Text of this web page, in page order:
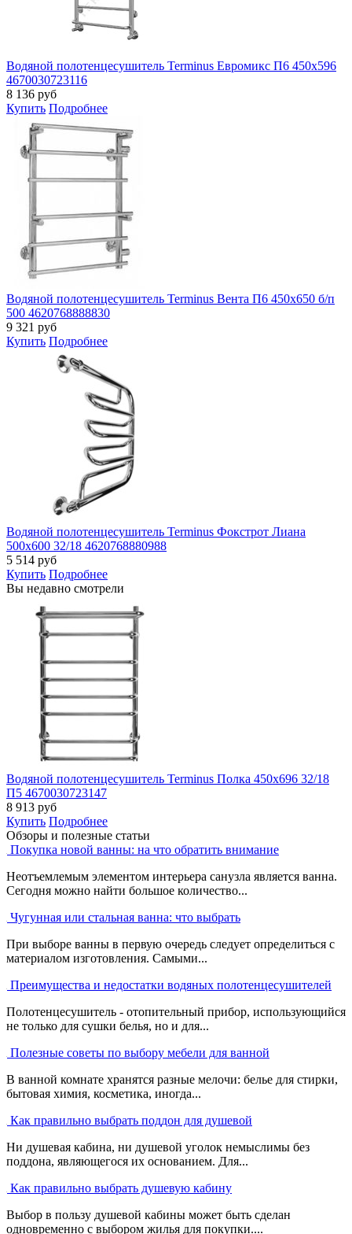
Водяной полотенцесушитель Terminus Евромикс П6 450х596
4670030723116
8 136 руб
Купить Подробнее
Водяной полотенцесушитель Terminus Вента П6 450х650 б/п
500 4620768888830
9 321 руб
Купить Подробнее
Водяной полотенцесушитель Terminus Фокстрот Лиана
500х600 32/18 4620768880988
5 514 руб
Купить Подробнее
Вы недавно смотрели
Водяной полотенцесушитель Terminus Полка 450x696 32/18
П5 4670030723147
8 913 руб
Купить Подробнее
Обзоры и полезные статьи
Покупка новой ванны: на что обратить внимание
Неотъемлемым элементом интерьера санузла является ванна.
Сегодня можно найти большое количество...
Чугунная или стальная ванна: что выбрать
При выборе ванны в первую очередь следует определиться с
материалом изготовления. Самыми...
Преимущества и недостатки водяных полотенцесушителей
Полотенцесушитель - отопительный прибор, использующийся
не только для сушки белья, но и для...
Полезные советы по выбору мебели для ванной
В ванной комнате хранятся разные мелочи: белье для стирки,
бытовая химия, косметика, иногда...
Как правильно выбрать поддон для душевой
Ни душевая кабина, ни душевой уголок немыслимы без
поддона, являющегося их основанием. Для...
Как правильно выбрать душевую кабину
Выбор в пользу душевой кабины может быть сделан
одновременно с выбором жилья для покупки....